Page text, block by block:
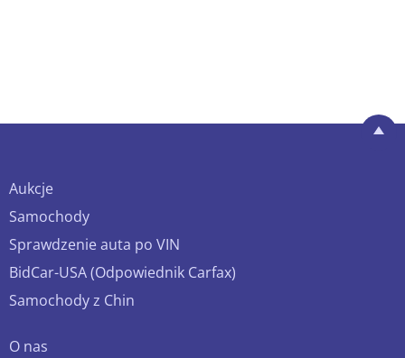
Aukcje
Samochody
Sprawdzenie auta po VIN
BidCar-USA (Odpowiednik Carfax)
Samochody z Chin
O nas